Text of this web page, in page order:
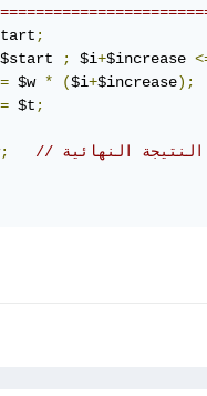
;
$start ; $i+$increase
= $w * ($i+$increase);
= $t;
; // النتيجة النهائية